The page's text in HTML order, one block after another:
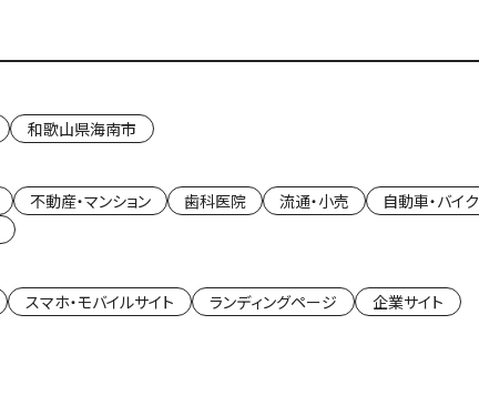
和歌山県海南市
不動産・マンション 歯科医院 流通・小売
自動車・バイク
スマホ・モバイルサイト ランディングページ 企業サイト